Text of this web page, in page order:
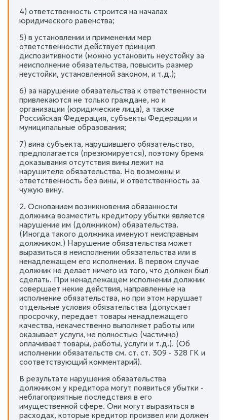
4) ответственность строится на началах
юридического равенства;
5) в установлении и применении мер
ответственности действует принцип
диспозитивности (можно установить неустойку за
неисполнение обязательства, повысить размер
неустойки, установленной законом, и т.д.);
6) за нарушение обязательства к ответственности
привлекаются не только граждане, но и
организации (юридические лица), а также
Российская Федерация, субъекты Федерации и
муниципальные образования;
7) вина субъекта, нарушившего обязательство,
предполагается (презюмируется), поэтому бремя
доказывания отсутствия вины лежит на
нарушителе обязательства. Но возможны и
ответственность без вины, и ответственность за
чужую вину.
2. Основанием возникновения обязанности
должника возместить кредитору убытки является
нарушение им (должником) обязательства.
(Иногда такого должника именуют неисправным
должником.) Нарушение обязательства может
выразиться в неисполнении обязательства или в
ненадлежащем его исполнении. В первом случае
должник не делает ничего из того, что должен был
сделать. При ненадлежащем исполнении должник
совершает некие действия, направленные на
исполнение обязательства, но при этом нарушает
отдельные условия обязательства (допускает
просрочку, передает товары ненадлежащего
качества, некачественно выполняет работы или
оказывает услуги, не полностью (частично)
оплачивает товары, работы, услуги и т.д.). (Об
исполнении обязательств см. ст. ст. 309 - 328 ГК и
соответствующий комментарий).
В результате нарушения обязательства
должником у кредитора могут появиться убытки -
неблагоприятные последствия в его
имущественной сфере. Они могут выразиться в
расходах, которые кредитор произвел или должен